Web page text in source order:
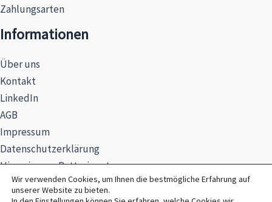
Zahlungsarten
Informationen
Über uns
Kontakt
LinkedIn
AGB
Impressum
Datenschutzerklärung
Hinweise zur Batterieentsorgung
Wir verwenden Cookies, um Ihnen die bestmögliche Erfahrung auf
unserer Website zu bieten.